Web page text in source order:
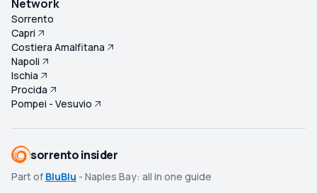
Network
Sorrento
Capri
Costiera Amalfitana
Napoli
Ischia
Procida
Pompei - Vesuvio
sorrento insider
Part of BluBlu - Naples Bay: all in one guide